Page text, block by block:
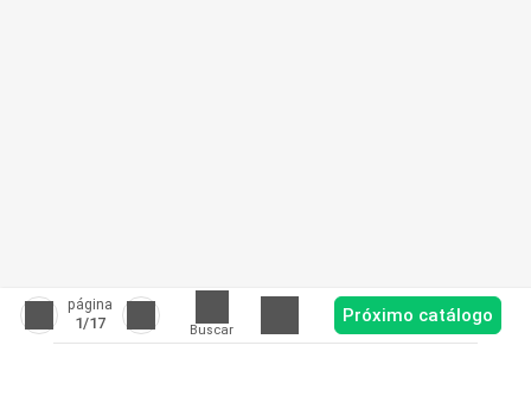
página
1/17 Buscar
Próximo catálogo